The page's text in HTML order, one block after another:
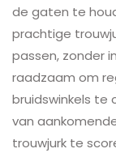
de gaten te
prachtige
passen, zonder
raadzaam om
bruidswinkels te
van
trouwjurk te